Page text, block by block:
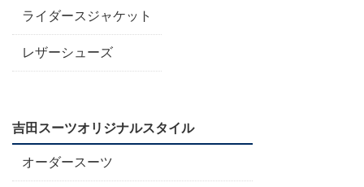
ライダースジャケット
レザーシューズ
吉田スーツオリジナルスタイル
オーダースーツ